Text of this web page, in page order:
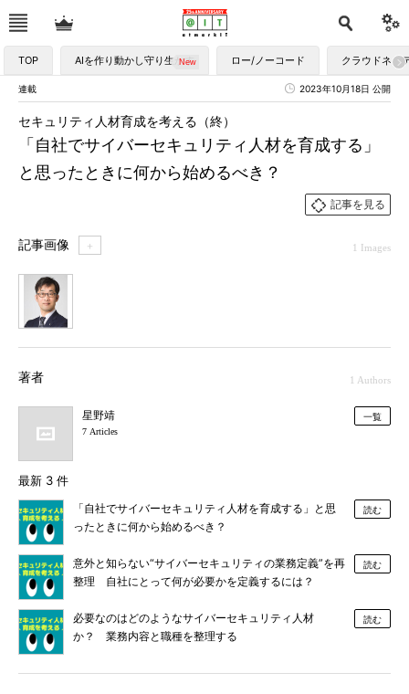
TOP AIを作り動かし守り生かす ロー/ノーコード クラウドネイ
連載 2023年10月18日 公開
「自社でサイバーセキュリティ人材を育成する」
と思ったときに何から始めるべき？
セキュリティ人材育成を考える（終）
記事を見る
記事画像 ＋ 1 Images
著者 1 Authors
星野靖
7 Articles
一覧
最新 3 件
「自社でサイバーセキュリティ人材を育成する」と思
ったときに何から始めるべき？
読む
意外と知らない“サイバーセキュリティの業務定義”を再
整理 自社にとって何が必要かを定義するには？
読む
必要なのはどのようなサイバーセキュリティ人材
か？ 業務内容と職種を整理する
読む